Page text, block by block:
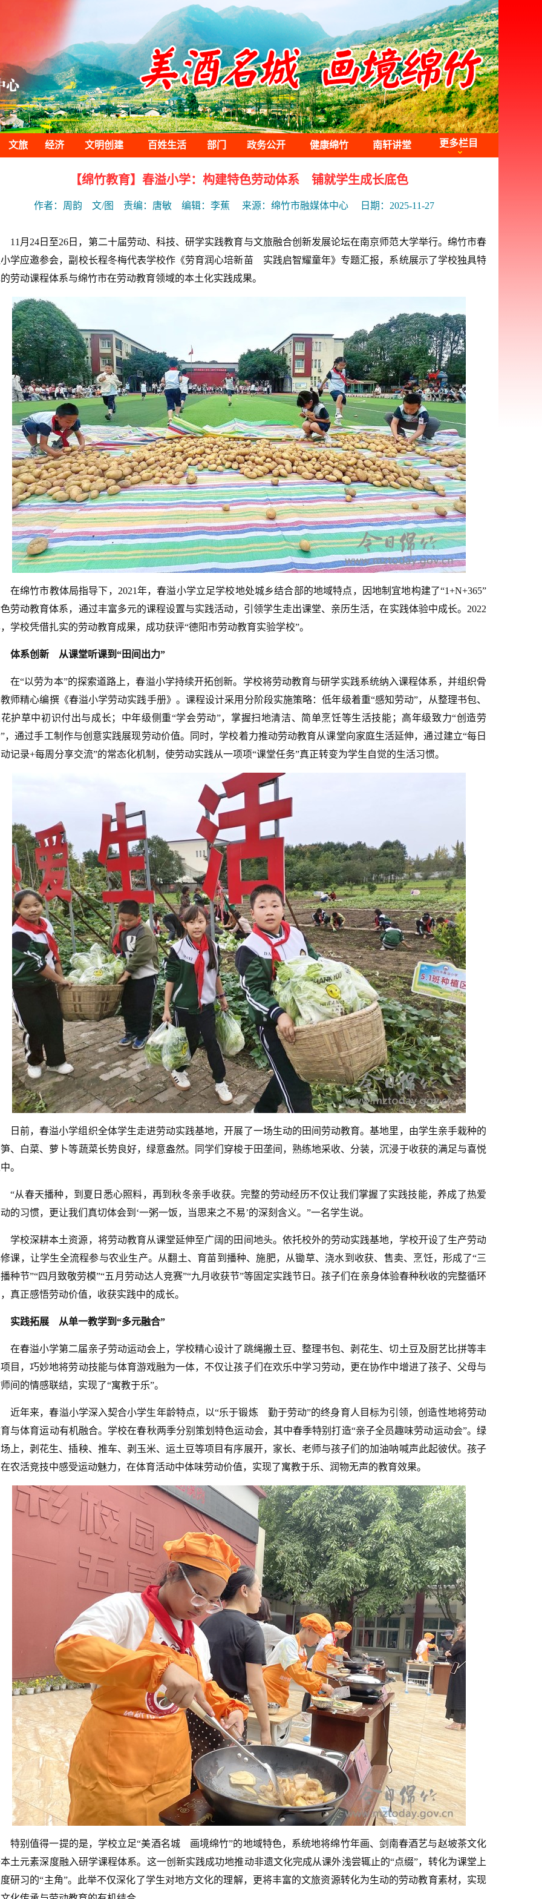
文旅 经济 文明创建 百姓生活 部门 政务公开 健康绵竹 南轩讲堂 更多栏目
【绵竹教育】春溢小学：构建特色劳动体系 铺就学生成长底色
作者：周韵 文/图 责编：唐敏 编辑：李蕉 来源：绵竹市融媒体中心 日期：2025-11-27
11月24日至26日，第二十届劳动、科技、研学实践教育与文旅融合创新发展论坛在南京师范大学举行。绵竹市春
学应邀参会，副校长程冬梅代表学校作《劳育润心培新苗 实践启智耀童年》专题汇报，系统展示了学校独具特
劳动课程体系与绵竹市在劳动教育领域的本土化实践成果。
在绵竹市教体局指导下，2021年，春溢小学立足学校地处城乡结合部的地域特点，因地制宜地构建了“1+N+365”
劳动教育体系，通过丰富多元的课程设置与实践活动，引领学生走出课堂、亲历生活，在实践体验中成长。2022
学校凭借扎实的劳动教育成果，成功获评“德阳市劳动教育实验学校”。
体系创新 从课堂听课到“田间出力”‌
在“以劳为本”的探索道路上，春溢小学持续开拓创新。学校将劳动教育与研学实践系统纳入课程体系，并组织骨
师精心编撰《春溢小学劳动实践手册》。课程设计采用分阶段实施策略：低年级着重“感知劳动”，从整理书包、
护草中初识付出与成长；中年级侧重“学会劳动”，掌握扫地清洁、简单烹饪等生活技能；高年级致力“创造劳
，通过手工制作与创意实践展现劳动价值。同时，学校着力推动劳动教育从课堂向家庭生活延伸，通过建立“每日
记录+每周分享交流”的常态化机制，使劳动实践从一项项“课堂任务”真正转变为学生自觉的生活习惯。
日前，春溢小学组织全体学生走进劳动实践基地，开展了一场生动的田间劳动教育。基地里，由学生亲手栽种的
、白菜、萝卜等蔬菜长势良好，绿意盎然。同学们穿梭于田垄间，熟练地采收、分装，沉浸于收获的满足与喜悦
。
“从春天播种，到夏日悉心照料，再到秋冬亲手收获。完整的劳动经历不仅让我们掌握了实践技能，养成了热爱
的习惯，更让我们真切体会到‘一粥一饭，当思来之不易’的深刻含义。”一名学生说。
学校深耕本土资源，将劳动教育从课堂延伸至广阔的田间地头。依托校外的劳动实践基地，学校开设了生产劳动
课，让学生全流程参与农业生产。从翻土、育苗到播种、施肥，从锄草、浇水到收获、售卖、烹饪，形成了“三
种节”“四月致敬劳模”“五月劳动达人竞赛”“九月收获节”等固定实践节日。孩子们在亲身体验春种秋收的完整循环
真正感悟劳动价值，收获实践中的成长。
实践拓展 从单一教学到“多元融合”
在春溢小学第二届亲子劳动运动会上，学校精心设计了跳绳搬土豆、整理书包、剥花生、切土豆及厨艺比拼等丰
目，巧妙地将劳动技能与体育游戏融为一体，不仅让孩子们在欢乐中学习劳动，更在协作中增进了孩子、父母与
间的情感联结，实现了“寓教于乐”。
近年来，春溢小学深入契合小学生年龄特点，以“乐于锻炼 勤于劳动”的终身育人目标为引领，创造性地将劳动
与体育运动有机融合。学校在春秋两季分别策划特色运动会，其中春季特别打造“亲子全员趣味劳动运动会”。绿
上，剥花生、插秧、推车、剥玉米、运土豆等项目有序展开，家长、老师与孩子们的加油呐喊声此起彼伏。孩子
农活竞技中感受运动魅力，在体育活动中体味劳动价值，实现了寓教于乐、润物无声的教育效果。
特别值得一提的是，学校立足“美酒名城 画境绵竹”的地域特色，系统地将绵竹年画、剑南春酒艺与赵坡茶文化
土元素深度融入研学课程体系。这一创新实践成功地推动非遗文化完成从课外浅尝辄止的“点缀”，转化为课堂上
研习的“主角”。此举不仅深化了学生对地方文化的理解，更将丰富的文旅资源转化为生动的劳动教育素材，实现